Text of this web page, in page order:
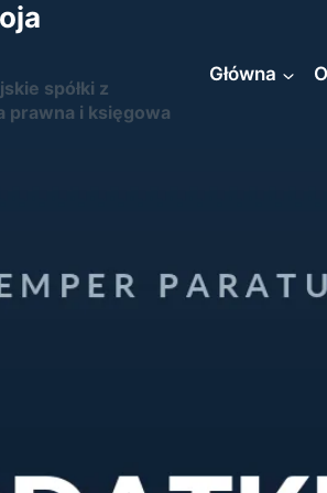
spółki z
prawna i księgowa
Główna